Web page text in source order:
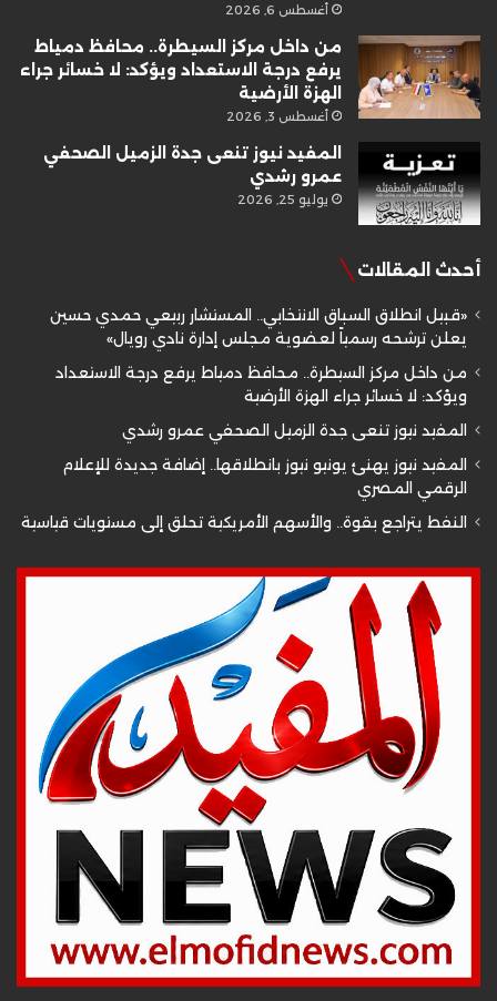
أغسطس 6, 2026
من داخل مركز السيطرة.. محافظ دمياط
يرفع درجة الاستعداد ويؤكد: لا خسائر جراء
الهزة الأرضية
أغسطس 3, 2026
المفيد نيوز تنعى جدة الزميل الصحفي
عمرو رشدي
يوليو 25, 2026
أحدث المقالات
«قبيل انطلاق السباق الانتخابي.. المستشار ربيعي حمدي حسين
يعلن ترشحه رسمياً لعضوية مجلس إدارة نادي رويال»
من داخل مركز السيطرة.. محافظ دمياط يرفع درجة الاستعداد
ويؤكد: لا خسائر جراء الهزة الأرضية
المفيد نيوز تنعى جدة الزميل الصحفي عمرو رشدي
المفيد نيوز يهنئ يونيو نيوز بانطلاقها.. إضافة جديدة للإعلام
الرقمي المصري
النفط يتراجع بقوة.. والأسهم الأمريكية تحلق إلى مستويات قياسية